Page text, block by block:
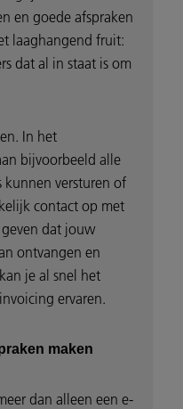
en goede afspraken
laaghangend fruit:
dat al in staat is om
In het
bijvoorbeeld alle
kunnen versturen of
contact op met
dat jouw
ontvangen en
je al snel het
ervaren.
maken
dan alleen een e-